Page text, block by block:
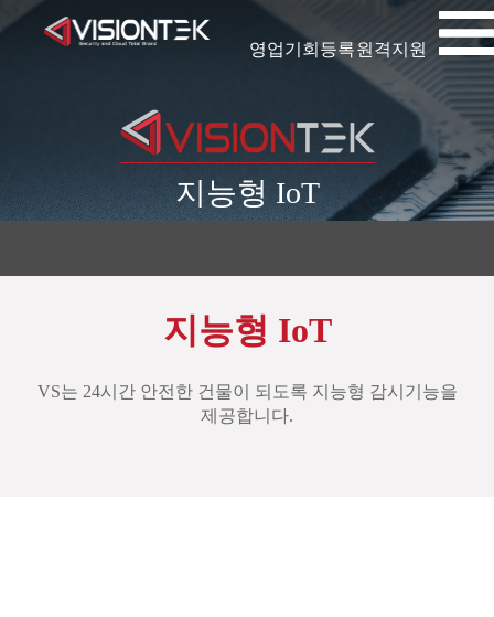
원격지원
영업기회등록
지능형 IoT
지능형 IoT
VS는 24시간 안전한 건물이 되도록 지능형 감시기능을
제공합니다.